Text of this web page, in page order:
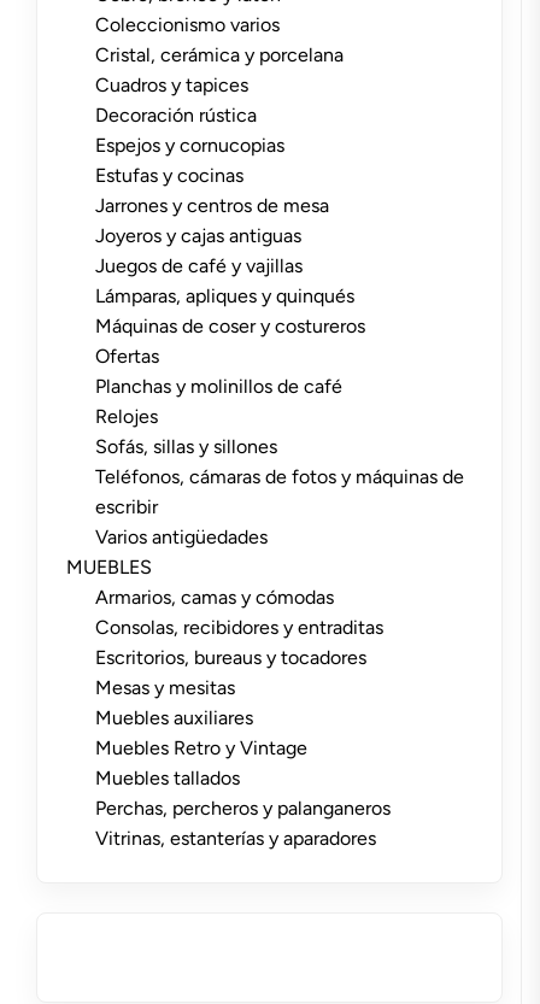
Coleccionismo varios
Cristal, cerámica y porcelana
Cuadros y tapices
Decoración rústica
Espejos y cornucopias
Estufas y cocinas
Jarrones y centros de mesa
Joyeros y cajas antiguas
Juegos de café y vajillas
Lámparas, apliques y quinqués
Máquinas de coser y costureros
Ofertas
Planchas y molinillos de café
Relojes
Sofás, sillas y sillones
Teléfonos, cámaras de fotos y máquinas de
escribir
Varios antigüedades
MUEBLES
Armarios, camas y cómodas
Consolas, recibidores y entraditas
Escritorios, bureaus y tocadores
Mesas y mesitas
Muebles auxiliares
Muebles Retro y Vintage
Muebles tallados
Perchas, percheros y palanganeros
Vitrinas, estanterías y aparadores